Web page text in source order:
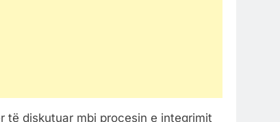
të diskutuar mbi procesin e integrimit